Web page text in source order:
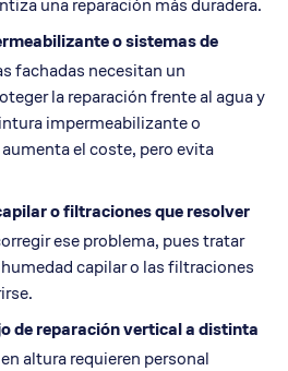
o sistemas de
fachadas necesitan un
la reparación frente al agua y
impermeabilizante o
el coste, pero evita
ofiltracionesque resolver
ese problema, pues tratar
capilar o las filtraciones
dereparación verticala distinta
altura requieren personal